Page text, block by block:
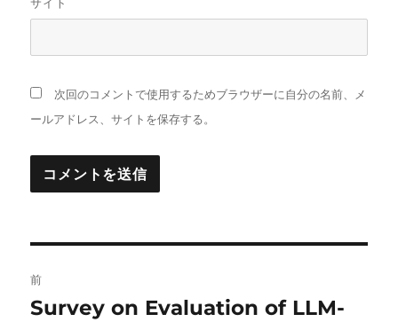
次回のコメントで使用するためブラウザーに自分の名前、メ
ールアドレス、サイトを保存する。
稿
前
前
Survey on Evaluation of LLM-